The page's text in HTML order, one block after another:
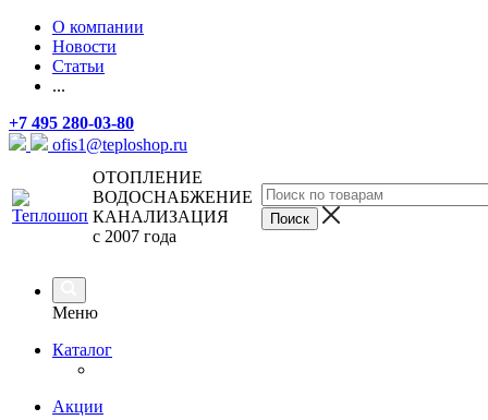
О компании
Новости
Статьи
...
+7 495 280-03-80
ofis1@teploshop.ru
ОТОПЛЕНИЕ
ВОДОСНАБЖЕНИЕ
КАНАЛИЗАЦИЯ
с 2007 года
Меню
Каталог
Акции